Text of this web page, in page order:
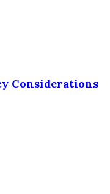
Considerations